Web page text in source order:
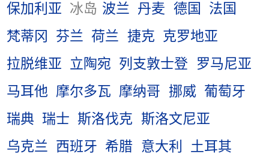
保加利亚 冰岛 波兰 丹麦 德国
法国
梵蒂冈
芬兰 荷兰 捷克 克罗地亚
拉脱维亚
立陶宛 列支敦士登
罗马尼亚
马耳他 摩尔多瓦 摩纳哥 挪威 葡萄牙
瑞典 瑞士 斯洛伐克 斯洛文尼亚
乌克兰
西班牙 希腊 意大利 土耳其